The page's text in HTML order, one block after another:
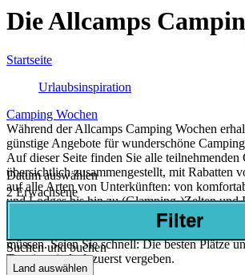
Die Allcamps
Startseite
Urlaubsinspiration
Camping Wochen
Während der Allcamps Camping Wochen
günstige Angebote für wunderschöne
Auf dieser Seite finden Sie alle teilnehmenden
übersichtlich zusammengestellt, mit Rabatten
auf alle Arten von Unterkünften: von
und Lodges bis hin zu (Glamping-)Zelten und
wenn Sie Spitzenqualität zu einem günstigeren
Abstriche bei Atmosphäre, Ausstattung und
müssen. Seien Sie schnell: Die besten Plätze
Termine sind oft zuerst vergeben.
Datum auswählen
2 Erwachsene
Filter
Suchen und buchen
Land auswählen